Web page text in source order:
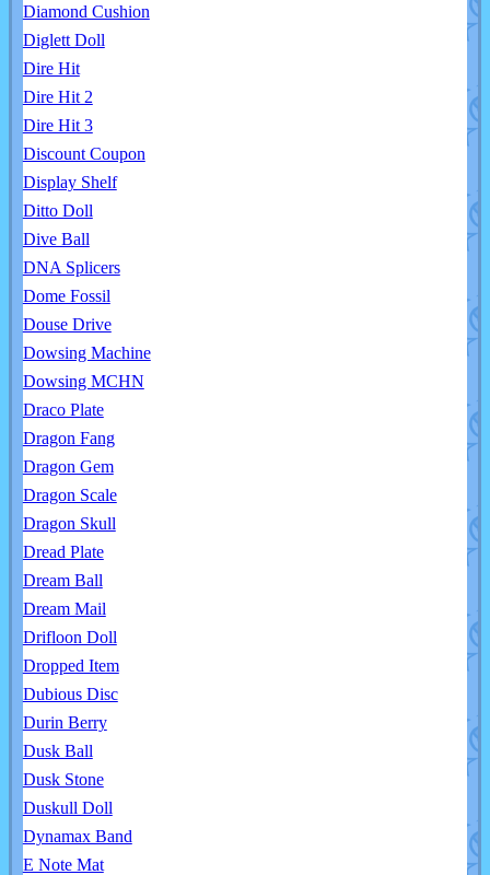
Diamond Cushion
Diglett Doll
Dire Hit
Dire Hit 2
Dire Hit 3
Discount Coupon
Display Shelf
Ditto Doll
Dive Ball
DNA Splicers
Dome Fossil
Douse Drive
Dowsing Machine
Dowsing MCHN
Draco Plate
Dragon Fang
Dragon Gem
Dragon Scale
Dragon Skull
Dread Plate
Dream Ball
Dream Mail
Drifloon Doll
Dropped Item
Dubious Disc
Durin Berry
Dusk Ball
Dusk Stone
Duskull Doll
Dynamax Band
E Note Mat